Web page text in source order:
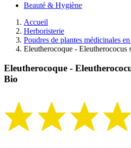
Beauté & Hygiène
Accueil
Herboristerie
Poudres de plantes médicinales
Eleutherocoque - Eleutherococus
Eleutherocoque -
Bio